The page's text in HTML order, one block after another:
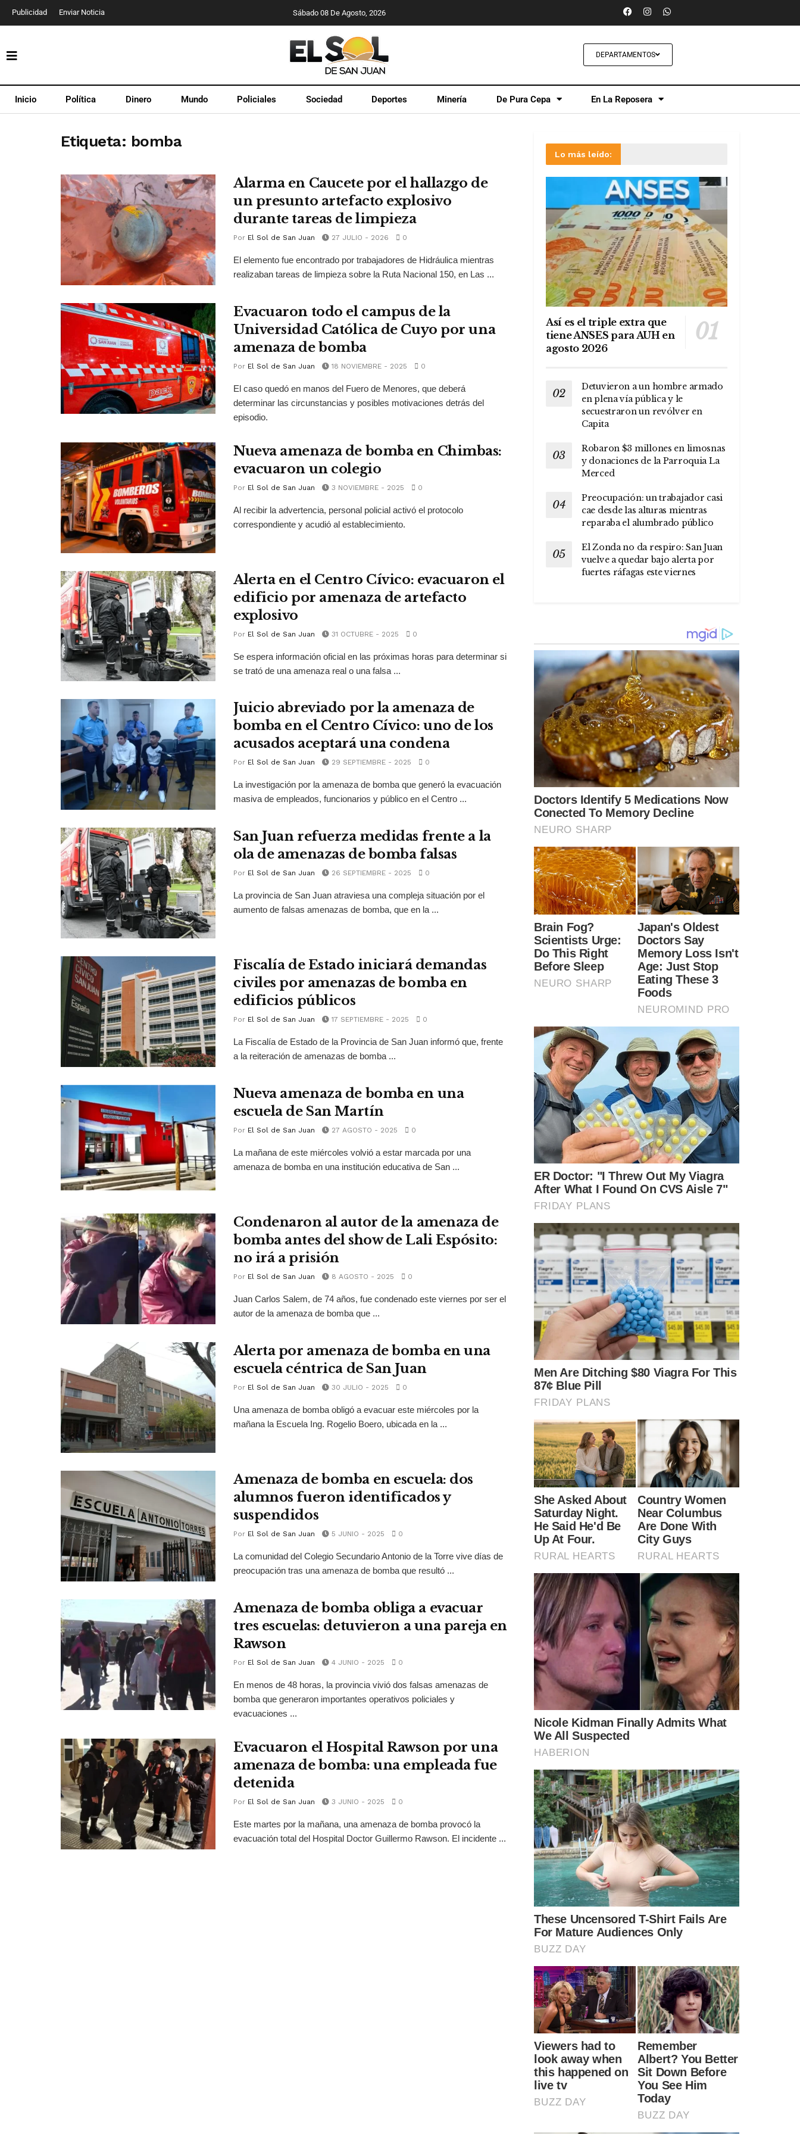
Publicidad Enviar Noticia Sábado 08 De Agosto, 2026
DEPARTAMENTOS
Inicio Política Dinero Mundo Policiales Sociedad Deportes Minería De Pura Cepa En La Reposera
Etiqueta: bomba
Alarma en Caucete por el hallazgo de
un presunto artefacto explosivo
durante tareas de limpieza
Por El Sol de San Juan 27 JULIO - 2026 0
El elemento fue encontrado por trabajadores de Hidráulica mientras
realizaban tareas de limpieza sobre la Ruta Nacional 150, en Las ...
Evacuaron todo el campus de la
Universidad Católica de Cuyo por una
amenaza de bomba
Por El Sol de San Juan 18 NOVIEMBRE - 2025 0
El caso quedó en manos del Fuero de Menores, que deberá
determinar las circunstancias y posibles motivaciones detrás del
episodio.
Nueva amenaza de bomba en Chimbas:
evacuaron un colegio
Por El Sol de San Juan 3 NOVIEMBRE - 2025 0
Al recibir la advertencia, personal policial activó el protocolo
correspondiente y acudió al establecimiento.
Alerta en el Centro Cívico: evacuaron el
edificio por amenaza de artefacto
explosivo
Por El Sol de San Juan 31 OCTUBRE - 2025 0
Se espera información oficial en las próximas horas para determinar si
se trató de una amenaza real o una falsa ...
Juicio abreviado por la amenaza de
bomba en el Centro Cívico: uno de los
acusados aceptará una condena
Por El Sol de San Juan 29 SEPTIEMBRE - 2025 0
La investigación por la amenaza de bomba que generó la evacuación
masiva de empleados, funcionarios y público en el Centro ...
San Juan refuerza medidas frente a la
ola de amenazas de bomba falsas
Por El Sol de San Juan 26 SEPTIEMBRE - 2025 0
La provincia de San Juan atraviesa una compleja situación por el
aumento de falsas amenazas de bomba, que en la ...
Fiscalía de Estado iniciará demandas
civiles por amenazas de bomba en
edificios públicos
Por El Sol de San Juan 17 SEPTIEMBRE - 2025 0
La Fiscalía de Estado de la Provincia de San Juan informó que, frente
a la reiteración de amenazas de bomba ...
Nueva amenaza de bomba en una
escuela de San Martín
Por El Sol de San Juan 27 AGOSTO - 2025 0
La mañana de este miércoles volvió a estar marcada por una
amenaza de bomba en una institución educativa de San ...
Condenaron al autor de la amenaza de
bomba antes del show de Lali Espósito:
no irá a prisión
Por El Sol de San Juan 8 AGOSTO - 2025 0
Juan Carlos Salem, de 74 años, fue condenado este viernes por ser el
autor de la amenaza de bomba que ...
Alerta por amenaza de bomba en una
escuela céntrica de San Juan
Por El Sol de San Juan 30 JULIO - 2025 0
Una amenaza de bomba obligó a evacuar este miércoles por la
mañana la Escuela Ing. Rogelio Boero, ubicada en la ...
Amenaza de bomba en escuela: dos
alumnos fueron identificados y
suspendidos
Por El Sol de San Juan 5 JUNIO - 2025 0
La comunidad del Colegio Secundario Antonio de la Torre vive días de
preocupación tras una amenaza de bomba que resultó ...
Amenaza de bomba obliga a evacuar
tres escuelas: detuvieron a una pareja en
Rawson
Por El Sol de San Juan 4 JUNIO - 2025 0
En menos de 48 horas, la provincia vivió dos falsas amenazas de
bomba que generaron importantes operativos policiales y
evacuaciones ...
Evacuaron el Hospital Rawson por una
amenaza de bomba: una empleada fue
detenida
Por El Sol de San Juan 3 JUNIO - 2025 0
Este martes por la mañana, una amenaza de bomba provocó la
evacuación total del Hospital Doctor Guillermo Rawson. El incidente ...
Lo más leído:
Así es el triple extra que
tiene ANSES para AUH en
agosto 2026
Detuvieron a un hombre armado
en plena vía pública y le
secuestraron un revólver en
Capita
Robaron $3 millones en limosnas
y donaciones de la Parroquia La
Merced
Preocupación: un trabajador casi
cae desde las alturas mientras
reparaba el alumbrado público
El Zonda no da respiro: San Juan
vuelve a quedar bajo alerta por
fuertes ráfagas este viernes